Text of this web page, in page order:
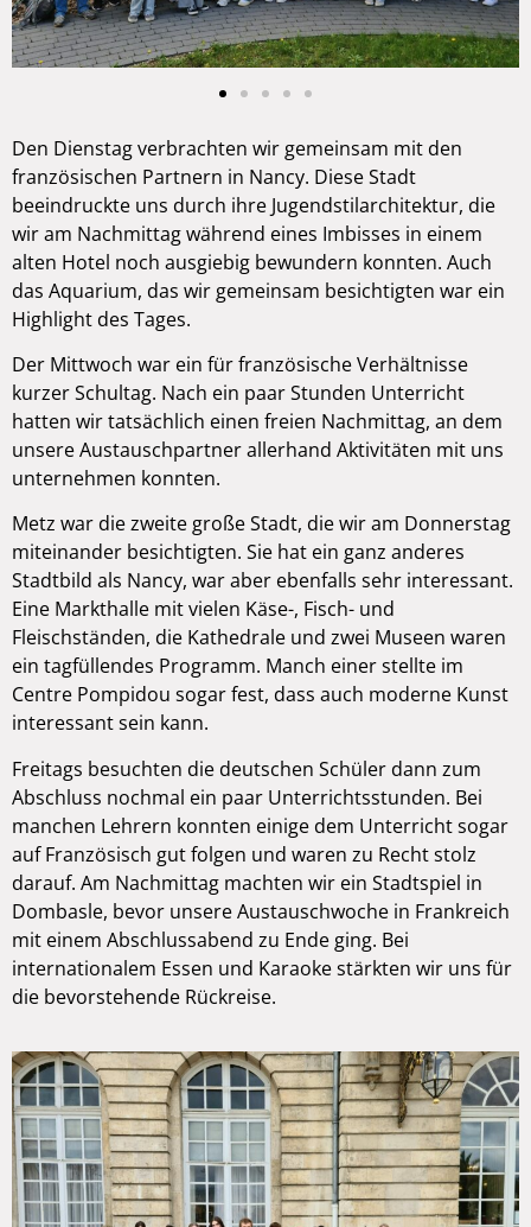
Den Dienstag verbrachten wir gemeinsam mit den
französischen Partnern in Nancy. Diese Stadt
beeindruckte uns durch ihre Jugendstilarchitektur, die
wir am Nachmittag während eines Imbisses in einem
alten Hotel noch ausgiebig bewundern konnten. Auch
das Aquarium, das wir gemeinsam besichtigten war ein
Highlight des Tages.
Der Mittwoch war ein für französische Verhältnisse
kurzer Schultag. Nach ein paar Stunden Unterricht
hatten wir tatsächlich einen freien Nachmittag, an dem
unsere Austauschpartner allerhand Aktivitäten mit uns
unternehmen konnten.
Metz war die zweite große Stadt, die wir am Donnerstag
miteinander besichtigten. Sie hat ein ganz anderes
Stadtbild als Nancy, war aber ebenfalls sehr interessant.
Eine Markthalle mit vielen Käse-, Fisch- und
Fleischständen, die Kathedrale und zwei Museen waren
ein tagfüllendes Programm. Manch einer stellte im
Centre Pompidou sogar fest, dass auch moderne Kunst
interessant sein kann.
Freitags besuchten die deutschen Schüler dann zum
Abschluss nochmal ein paar Unterrichtsstunden. Bei
manchen Lehrern konnten einige dem Unterricht sogar
auf Französisch gut folgen und waren zu Recht stolz
darauf. Am Nachmittag machten wir ein Stadtspiel in
Dombasle, bevor unsere Austauschwoche in Frankreich
mit einem Abschlussabend zu Ende ging. Bei
internationalem Essen und Karaoke stärkten wir uns für
die bevorstehende Rückreise.